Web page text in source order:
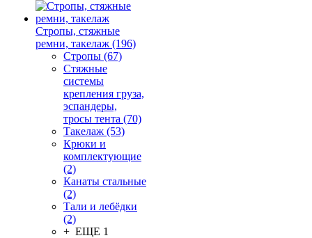
Стропы, стяжные
ремни, такелаж (196)
Стропы (67)
Стяжные
системы
крепления груза,
эспандеры,
тросы тента (70)
Такелаж (53)
Крюки и
комплектующие
(2)
Канаты стальные
(2)
Тали и лебёдки
(2)
+ ЕЩЕ 1